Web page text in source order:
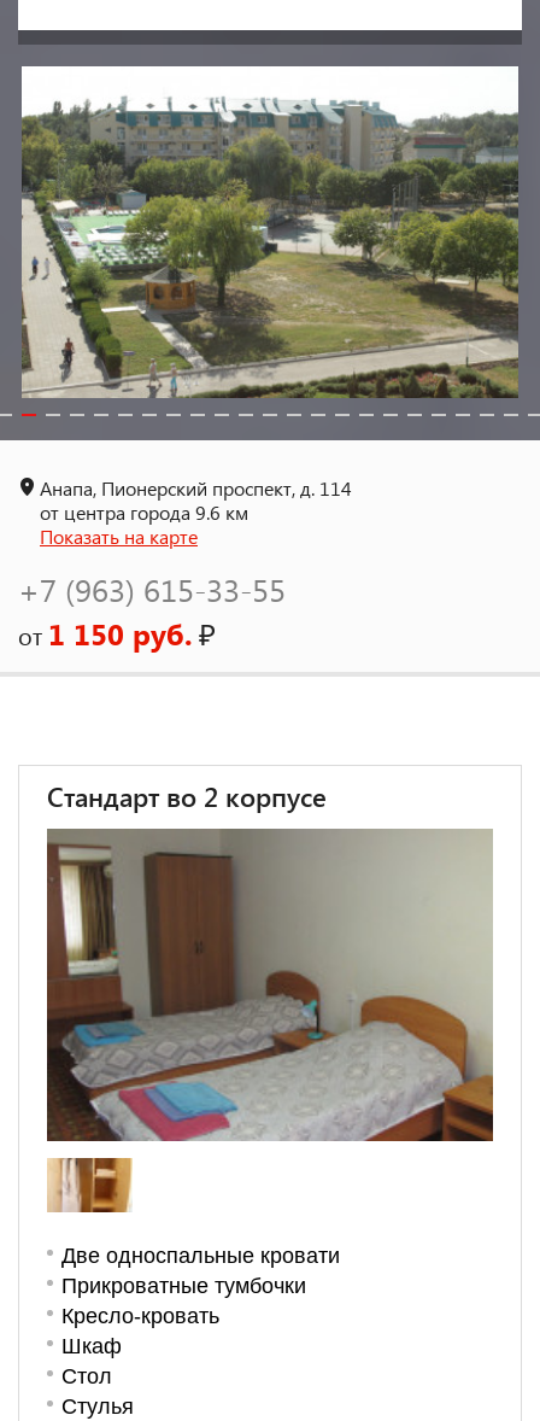
Анапа, Пионерский проспект, д. 114
от центра города 9.6 км
Показать на карте
+7 (963) 615-33-55
от 1 150 руб.₽
Стандарт во 2 корпусе
Две односпальные кровати
Прикроватные тумбочки
Кресло-кровать
Шкаф
Стол
Стулья